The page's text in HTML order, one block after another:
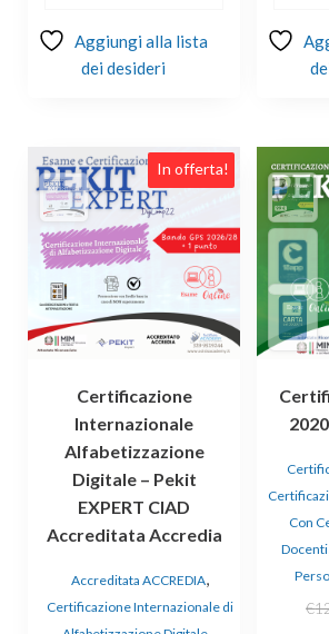
Aggiungi alla lista
dei desideri
In offerta!
Certificazione
Internazionale
Alfabetizzazione
Digitale – Pekit
EXPERT CIAD
Accreditata Accredia
Accreditata ACCREDIA,
Certificazione Internazionale di
Questo
prodotto
ha
più
varianti.
opzioni
possono
pagina
prodotto
Con
Docenti
€